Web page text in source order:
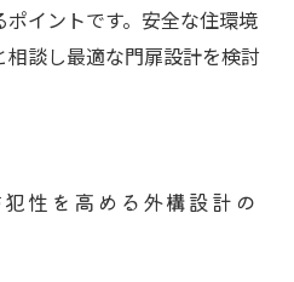
イントです。安全な住環境
談し最適な門扉設計を検討
性を高める外構設計の